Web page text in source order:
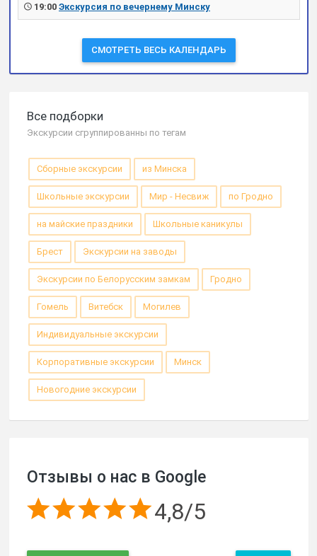
19:00 Экскурсия по вечернему Минску
СМОТРЕТЬ ВЕСЬ КАЛЕНДАРЬ
Все подборки
Экскурсии сгруппированны по тегам
Сборные экскурсии из Минска
Школьные экскурсии Мир - Несвиж по Гродно
на майские праздники Школьные каникулы
Брест Экскурсии на заводы
Экскурсии по Белорусским замкам Гродно
Гомель Витебск Могилев
Индивидуальные экскурсии
Корпоративные экскурсии Минск
Новогодние экскурсии
Отзывы о нас в Google
4,8/5